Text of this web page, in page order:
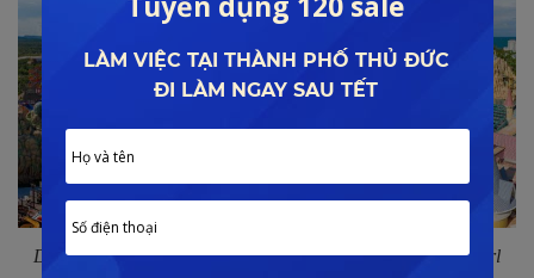
Dự án liền kề Corona Casino và khu vui chơi giải trí Vinpearl